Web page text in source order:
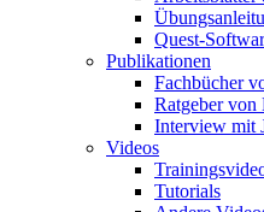
Quest-
Publikationen
Fachbücher
Ratgeber von
Interview mit
Videos
Tutorials